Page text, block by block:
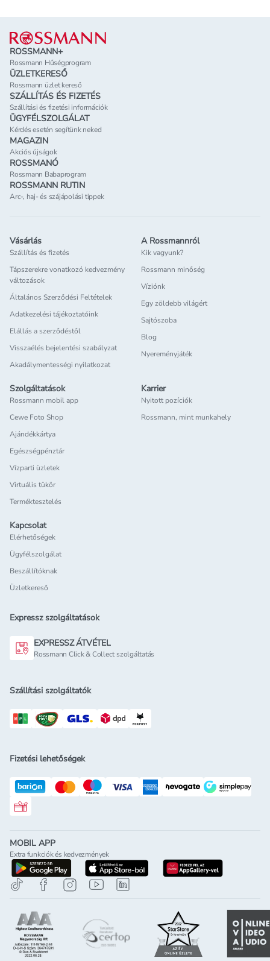
Lábléc
ROSSMANN+
Rossmann Hűségprogram
ÜZLETKERESŐ
Rossmann üzlet kereső
SZÁLLÍTÁS ÉS FIZETÉS
Szállítási és fizetési információk
ÜGYFÉLSZOLGÁLAT
Kérdés esetén segítünk neked
MAGAZIN
Akciós újságok
ROSSMANÓ
Rossmann Babaprogram
ROSSMANN RUTIN
Arc-, haj- és szájápolási tippek
Vásárlás
Szállítás és fizetés
Tápszerekre vonatkozó kedvezmény
változások
Általános Szerződési Feltételek
Adatkezelési tájékoztatóink
Elállás a szerződéstől
Visszaélés bejelentési szabályzat
Akadálymentességi nyilatkozat
A Rossmannról
Kik vagyunk?
Rossmann minőség
Víziónk
Egy zöldebb világért
Sajtószoba
Blog
Nyereményjáték
Szolgáltatások
Rossmann mobil app
Cewe Foto Shop
Ajándékkártya
Egészségpénztár
Vízparti üzletek
Virtuális tükör
Terméktesztelés
Karrier
Nyitott pozíciók
Rossmann, mint munkahely
Kapcsolat
Elérhetőségek
Ügyfélszolgálat
Beszállítóknak
Üzletkereső
Expressz szolgáltatások
EXPRESSZ ÁTVÉTEL
Rossmann Click & Collect szolgáltatás
Szállítási szolgáltatók
Fizetési lehetőségek
Rossmann ajándékkártya
MOBIL APP
Extra funkciók és kedvezmények
letöltés a google-play-rölletöltés az app-store-ból
letöltés